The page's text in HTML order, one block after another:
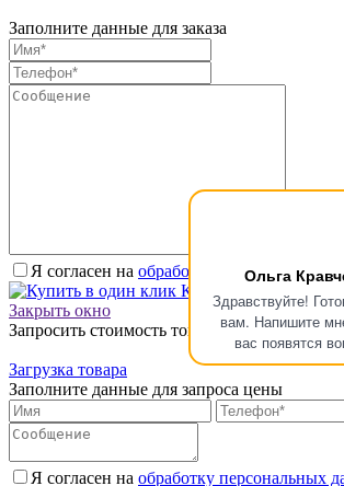
Ольга
Здравствуйте!
вам. Напишите
вас появятся
Заполните данные для заказа
Я согласен на обработку персональных
Купить в один клик
Закрыть окно
Запросить стоимость товара
Загрузка товара
Заполните данные для запроса цены
Я согласен на обработку персональных